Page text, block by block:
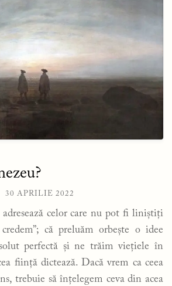
30 APRILIE 2022
adresează celor care nu pot fi liniștiți
că preluăm orbește o idee
perfectă și ne trăim viețiele în
ființă dictează. Dacă vrem ca ceea
trebuie să înțelegem ceva din acea